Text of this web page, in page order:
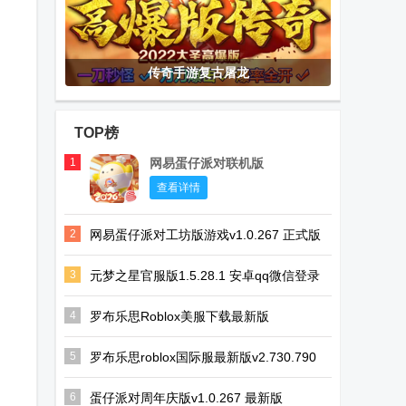
传奇手游复古屠龙
TOP榜
1 网易蛋仔派对联机版
查看详情
2 网易蛋仔派对工坊版游戏v1.0.267 正式版
3
元梦之星官服版1.5.28.1 安卓qq微信登录
版
4
罗布乐思Roblox美服下载最新版
v2.730.790 正版支持中文
5
罗布乐思roblox国际服最新版v2.730.790
官方版
6 蛋仔派对周年庆版v1.0.267 最新版